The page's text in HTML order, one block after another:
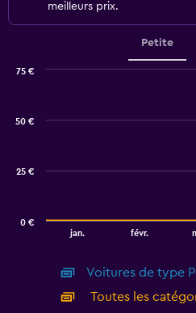
meilleurs prix.
Petite
displaying
categories.
jan. févr.
0 €
25 €
50 €
75 €
Voitures de type
Toutes les